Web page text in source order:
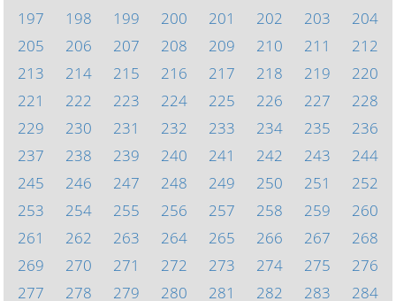
197
198 199 200 201 202 203
204
205
206 207 208 209 210 211
212
213
214 215 216 217 218 219
220
221
222 223 224 225 226 227
228
229
230 231 232 233 234 235
236
237
238 239 240 241 242 243
244
245
246 247 248 249 250 251
252
253
254 255 256 257 258 259
260
261
262 263 264 265 266 267
268
269
270 271 272 273 274 275
276
277
278 279 280 281 282 283
284